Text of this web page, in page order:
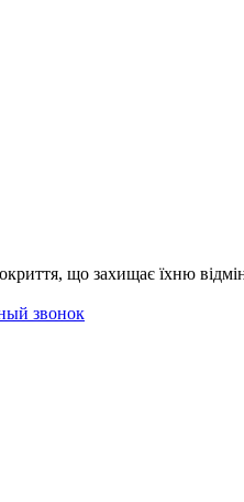
що захищає їхню
звонок